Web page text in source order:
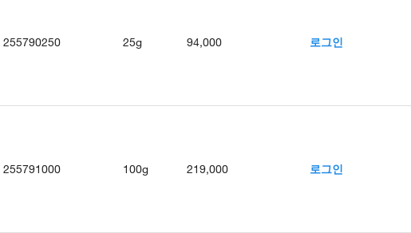
255790250 25g 94,000 로그인
255791000 100g 219,000 로그인